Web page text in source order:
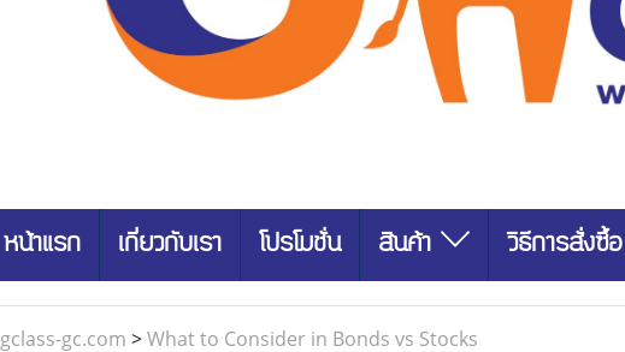
หน้าแรก เกี่ยวกับเรา โปรโมชั่น สินค้า วิธีการสั่งซื้อ
gclass-gc.com >What to Consider in Bonds vs Stocks